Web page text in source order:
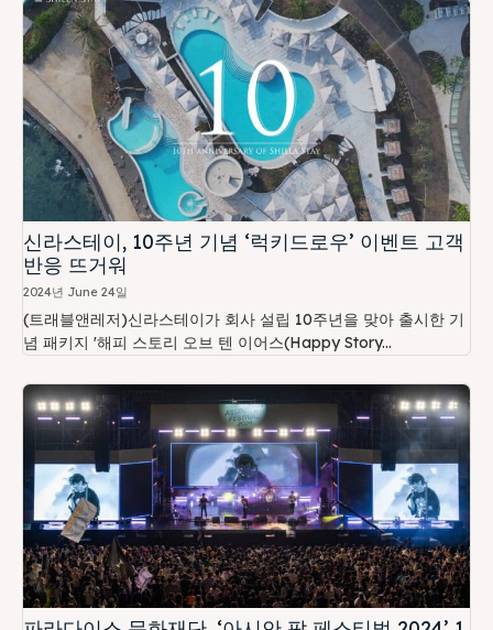
신라스테이, 10주년 기념 ‘럭키드로우’ 이벤트 고객
반응 뜨거워
2024년 June 24일
(트래블앤레저)신라스테이가 회사 설립 10주년을 맞아 출시한 기
념 패키지 '해피 스토리 오브 텐 이어스(Happy Story...